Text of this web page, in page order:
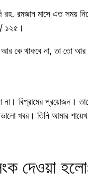
রমজান মাসে এত সময়
/ ১২৫।
কে থাকবে না, তা তো আর
না। বিশ্রামের প্রয়োজন।
খবর। তিনি আমার
দেওয়া